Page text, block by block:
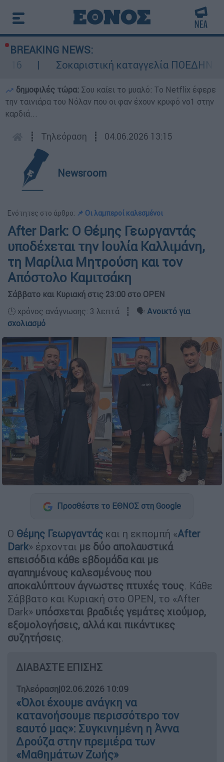
BREAKING NEWS:
Σοκαριστική καταγγελία ΠΟΕΔΗΝ για
δημοφιλές τώρα: Σου καίει το μυαλό: Το Netflix έφερε
την ταινιάρα του Νόλαν που οι φαν έχουν κρυφό νο1 στην
καρδιά...
┋ Τηλεόραση ┋ 04.06.2026 13:15
Newsroom
Ενότητες στο άρθρο: 📌 Οι λαμπεροί καλεσμένοι
After Dark: Ο Θέμης Γεωργαντάς
υποδέχεται την Ιουλία Καλλιμάνη,
τη Μαρίλια Μητρούση και τον
Απόστολο Καμιτσάκη
Σάββατο και Κυριακή στις 23:00 στο OPEN
🕛 χρόνος ανάγνωσης: 3 λεπτά ┋ 🗣️ Ανοικτό για
σχολιασμό
Προσθέστε το ΕΘΝΟΣ στη Google
Ο Θέμης Γεωργαντάς και η εκπομπή «After
Dark» έρχονται με δύο απολαυστικά
επεισόδια κάθε εβδομάδα και με
αγαπημένους καλεσμένους που
αποκαλύπτουν άγνωστες πτυχές τους. Κάθε
Σάββατο και Κυριακή στο OPEN, το «After
Dark» υπόσχεται βραδιές γεμάτες χιούμορ,
εξομολογήσεις, αλλά και πικάντικες
συζητήσεις.
ΔΙΑΒΑΣΤΕ ΕΠΙΣΗΣ
Τηλεόραση|02.06.2026 10:09
«Όλοι έχουμε ανάγκη να
κατανοήσουμε περισσότερο τον
εαυτό μας»: Συγκινημένη η Άννα
Δρούζα στην πρεμιέρα των
«Μαθημάτων Ζωής»